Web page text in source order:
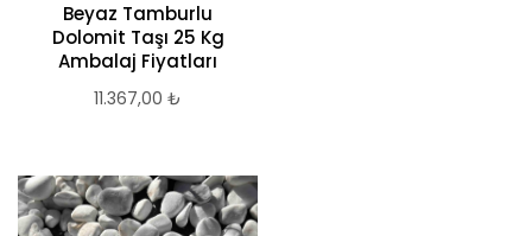
Beyaz Tamburlu
Dolomit Taşı 25 Kg
Ambalaj Fiyatları
11.367,00 ₺